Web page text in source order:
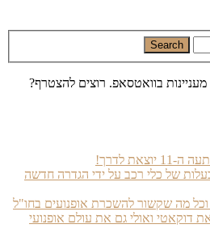
מעניינות בוואטסאפ. רוצים להצטרף?
לדרך!
של כלי רכב על ידי הגדרה חדשה
וכל מה שקשור להשכרת אופנועים בחו"ל
את דוקאטי ואולי גם את עולם אופנועי